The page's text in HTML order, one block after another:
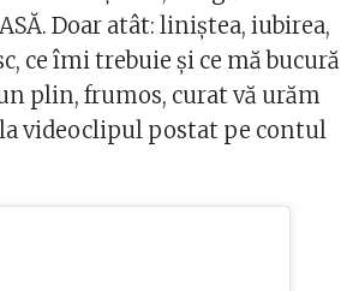
Doar atât: liniștea, iubirea,
ce îmi trebuie și ce mă bucură
plin, frumos, curat vă urăm
videoclipul postat pe contul